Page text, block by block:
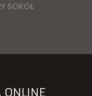
ONLINE
SOKÓŁ